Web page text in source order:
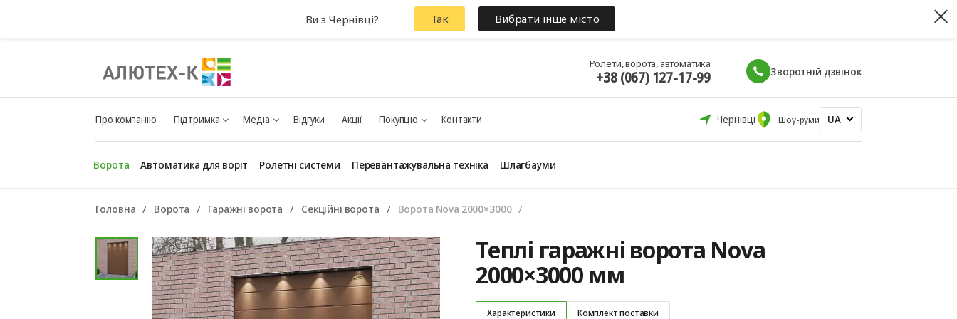
Ролети, ворота, автоматика
+38 (067) 127-17-99 Зворотній дзвінок
Про компанію Підтримка Медіа Відгуки Акції Покупцю Контакти Чернівці Шоу-руми UA
Ворота Автоматика для воріт Ролетні системи Перевантажувальна техніка Шлагбауми
Головна Ворота Гаражні ворота Секційні ворота Ворота Nova 2000×3000
Теплі гаражні ворота Nova
2000×3000 мм
Характеристики Комплект поставки
Ви з Чернівці? Так Вибрати інше місто